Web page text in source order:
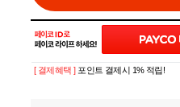
[ 결제혜택 ] 포인트 결제시 1% 적립!